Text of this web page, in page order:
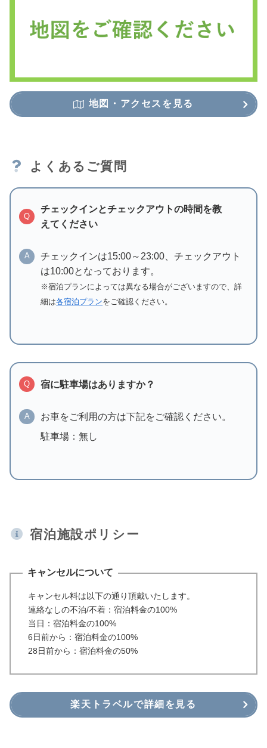
地図・アクセスを見る
よくあるご質問
Q
チェックインとチェックアウトの時間を教
えてください
A
チェックインは15:00～23:00、チェックアウト
は10:00となっております。
※宿泊プランによっては異なる場合がございますので、詳
細は各宿泊プランをご確認ください。
Q 宿に駐車場はありますか？
A
お車をご利用の方は下記をご確認ください。
駐車場：無し
宿泊施設ポリシー
キャンセルについて
キャンセル料は以下の通り頂戴いたします。
連絡なしの不泊/不着：宿泊料金の100%
当日：宿泊料金の100%
6日前から：宿泊料金の100%
28日前から：宿泊料金の50%
楽天トラベルで詳細を見る